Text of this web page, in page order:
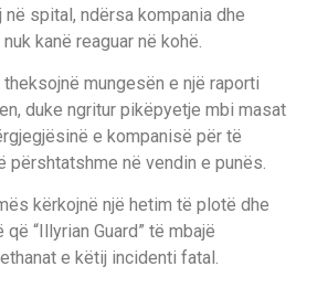
spital, ndërsa kompania dhe
kanë reaguar në kohë.
mungesën e një raporti
duke ngritur pikëpyetje mbi masat
e kompanisë për të
përshtatshme në vendin e punës.
kërkojnë një hetim të plotë dhe
“Illyrian Guard” të mbajë
e këtij incidenti fatal.